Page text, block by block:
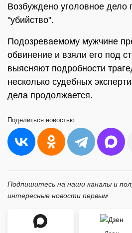
Возбуждено уголовное дело
"убийство".
Подозреваемому мужчине
обвинение и взяли его под
выясняют подробности
несколько судебных
дела продолжается.
Поделиться новостью:
Подпишитесь на наши каналы и
интересные новости первым